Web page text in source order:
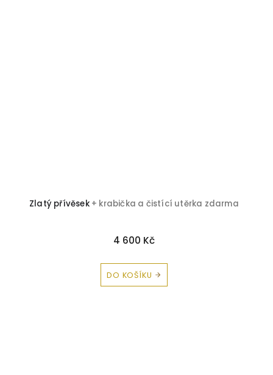
Zlatý přívěsek + krabička a čistící utěrka zdarma
4 600 Kč
DO KOŠÍKU